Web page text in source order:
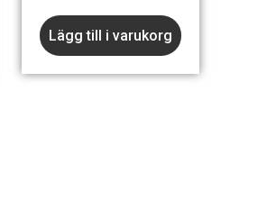
Lägg till i varukorg